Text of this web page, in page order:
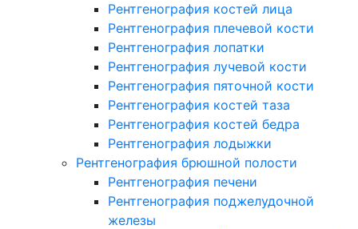
Рентгенография костей лица
Рентгенография плечевой кости
Рентгенография лопатки
Рентгенография лучевой кости
Рентгенография пяточной кости
Рентгенография костей таза
Рентгенография костей бедра
Рентгенография лодыжки
Рентгенография брюшной полости
Рентгенография печени
Рентгенография поджелудочной
железы